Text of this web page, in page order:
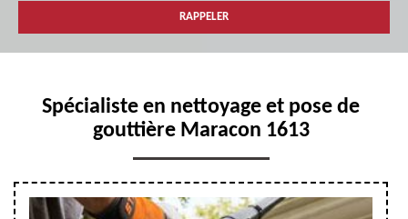
Spécialiste en nettoyage et pose de
gouttière Maracon 1613